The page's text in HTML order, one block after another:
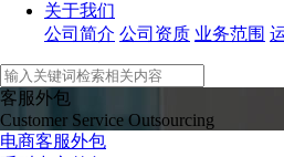
关于我们
公司简介 公司资质 业务范围
客服外包
Customer Service Outsourcing
电商客服外包